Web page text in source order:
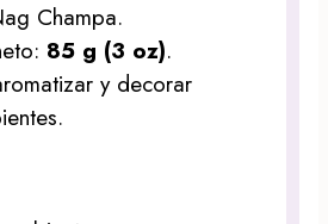
Champa.
85 g (3 oz).
y decorar